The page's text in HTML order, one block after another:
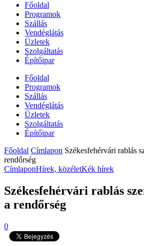
Főoldal
Programok
Szállás
Vendéglátás
Üzletek
Szolgáltatás
Építőipar
Főoldal
Programok
Szállás
Vendéglátás
Üzletek
Szolgáltatás
Építőipar
Főoldal Címlapon Székesfehérvári rablás
rendőrség
CímlaponHírek, közéletKék hírek
Székesfehérvári rablás
a rendőrség
0